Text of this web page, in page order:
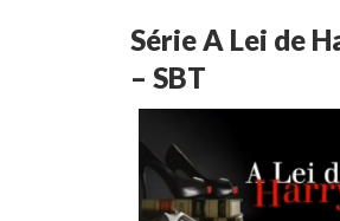
Série A Lei de
– SBT